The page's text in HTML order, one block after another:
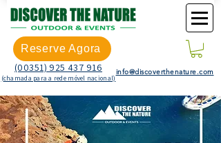
Reserve Agora
(00351) 925 437 916
(chamada para a rede móvel nacional)
info@discoverthenature.com